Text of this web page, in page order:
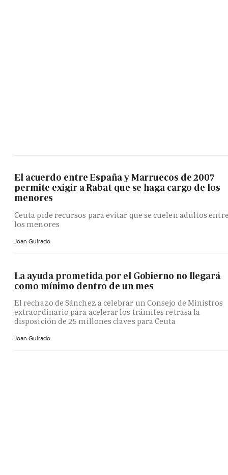
El acuerdo entre España y Marruecos de 2007
permite exigir a Rabat que se haga cargo de los
menores
Ceuta pide recursos para evitar que se cuelen adultos
los menores
Joan Guirado
La ayuda prometida por el Gobierno no llegará
como mínimo dentro de un mes
El rechazo de Sánchez a celebrar un Consejo de Ministros
extraordinario para acelerar los trámites retrasa la
disposición de 25 millones claves para Ceuta
Joan Guirado